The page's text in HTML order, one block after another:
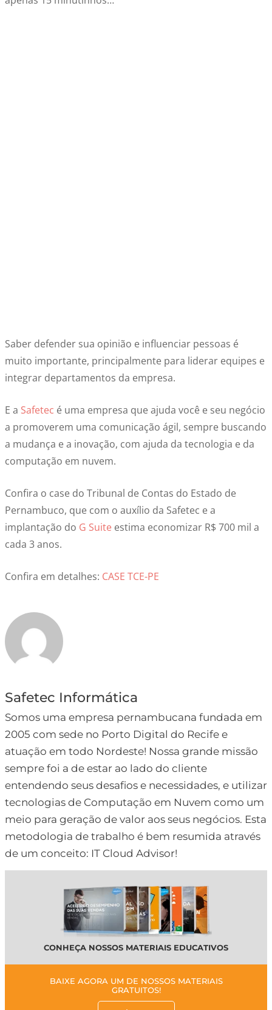
Saber defender sua opinião e influenciar pessoas é
muito importante, principalmente para liderar equipes e
integrar departamentos da empresa.
E a Safetec é uma empresa que ajuda você e seu negócio
a promoverem uma comunicação ágil, sempre buscando
a mudança e a inovação, com ajuda da tecnologia e da
computação em nuvem.
Confira o case do Tribunal de Contas do Estado de
Pernambuco, que com o auxílio da Safetec e a
implantação do G Suite estima economizar R$ 700 mil a
cada 3 anos.
Confira em detalhes: CASE TCE-PE
Safetec Informática
Somos uma empresa pernambucana fundada em
2005 com sede no Porto Digital do Recife e
atuação em todo Nordeste! Nossa grande missão
sempre foi a de estar ao lado do cliente
entendendo seus desafios e necessidades, e utilizar
tecnologias de Computação em Nuvem como um
meio para geração de valor aos seus negócios. Esta
metodologia de trabalho é bem resumida através
de um conceito: IT Cloud Advisor!
CONHEÇA NOSSOS MATERIAIS EDUCATIVOS
BAIXE AGORA UM DE NOSSOS MATERIAIS
GRATUITOS!